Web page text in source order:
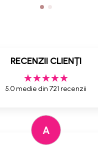
RECENZII CLIENȚI
5.0 medie din 721 recenzii
A